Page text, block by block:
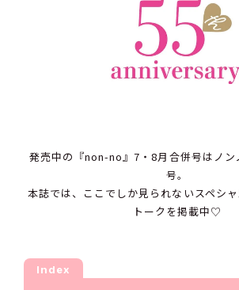
発売中の『non-no』7・8月合併号はノン
号。
本誌では、ここでしか見られないスペシ
トークを掲載中♡
Index